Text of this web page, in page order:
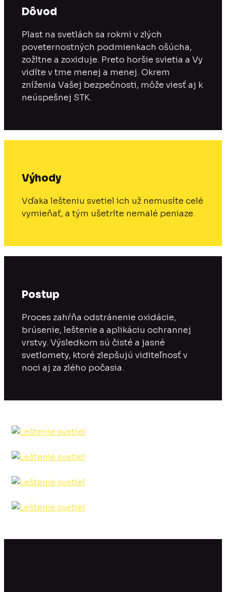
Dôvod
Plast na svetlách sa rokmi v zlých
poveternostných podmienkach ošúcha,
zožltne a zoxiduje. Preto horšie svietia a Vy
vidíte v tme menej a menej. Okrem
zníženia Vašej bezpečnosti, môže viesť aj k
neúspešnej STK.
Výhody
Vďaka lešteniu svetiel ich už nemusíte celé
vymieňať, a tým ušetríte nemalé peniaze.
Postup
Proces zahŕňa odstránenie oxidácie,
brúsenie, leštenie a aplikáciu ochrannej
vrstvy. Výsledkom sú čisté a jasné
svetlomety, ktoré zlepšujú viditeľnosť v
noci aj za zlého počasia.